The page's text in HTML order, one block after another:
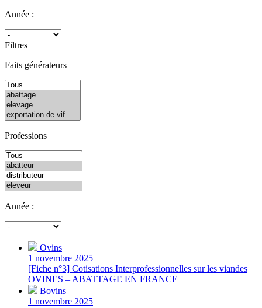
Année :
Filtres
Faits générateurs
Professions
Année :
Ovins
1 novembre 2025
[Fiche n°3] Cotisations Interprofessionnelles sur les viandes
OVINES – ABATTAGE EN FRANCE
Bovins
1 novembre 2025